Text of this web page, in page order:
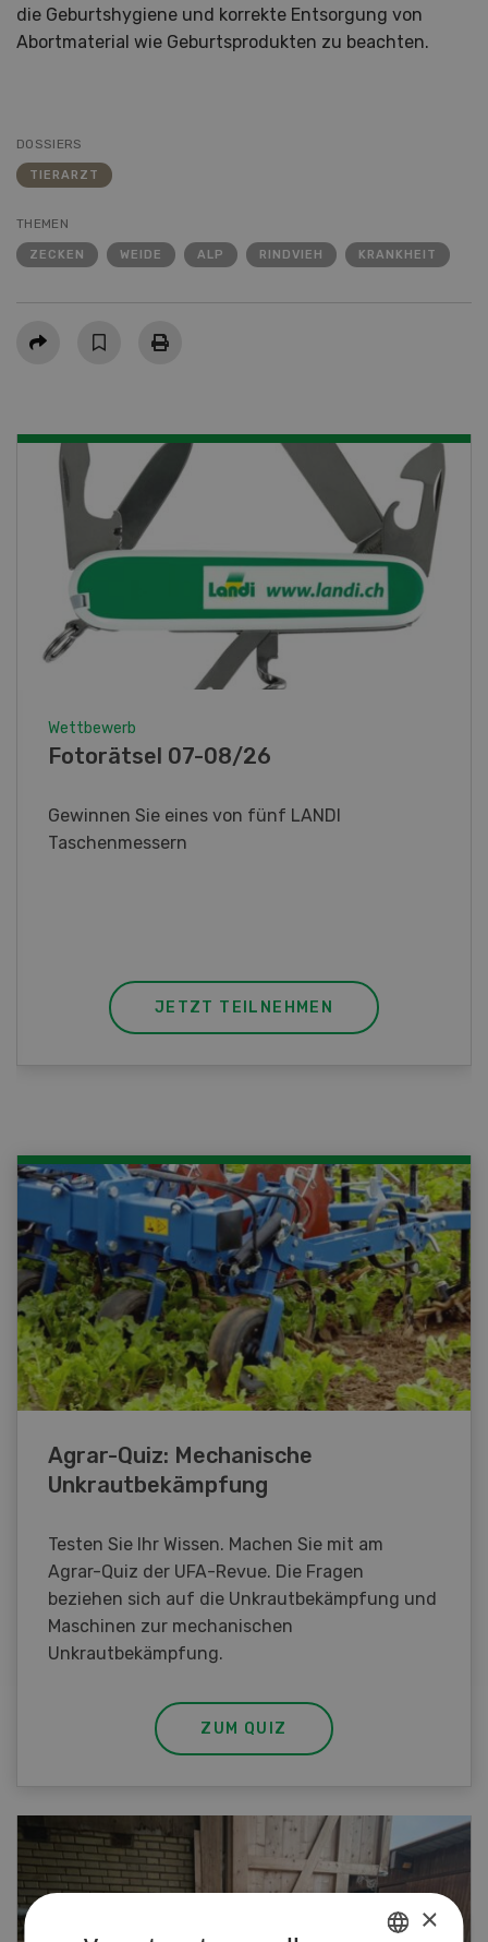
die Geburtshygiene und korrekte Entsorgung von
Abortmaterial wie Geburtsprodukten zu beachten.
DOSSIERS
TIERARZT
THEMEN
ZECKEN WEIDE ALP RINDVIEH KRANKHEIT
Teilen
Wettbewerb
Fotorätsel 07-08/26
Gewinnen Sie eines von fünf LANDI
Taschenmessern
JETZT TEILNEHMEN
Agrar-Quiz: Mechanische
Unkrautbekämpfung
Testen Sie Ihr Wissen. Machen Sie mit am
Agrar-Quiz der UFA-Revue. Die Fragen
beziehen sich auf die Unkrautbekämpfung und
Maschinen zur mechanischen
Unkrautbekämpfung.
ZUM QUIZ
×